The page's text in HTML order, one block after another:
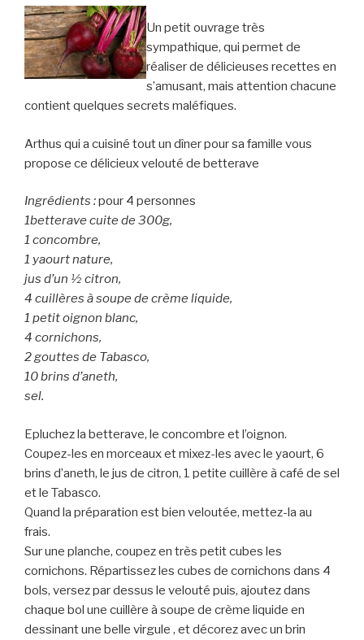
Un petit ouvrage très
sympathique, qui permet de
réaliser de délicieuses recettes en
s’amusant, mais attention chacune
contient quelques secrets maléfiques.
Arthus qui a cuisiné tout un dîner pour sa famille vous
propose ce délicieux velouté de betterave
Ingrédients :pour 4 personnes
1betterave cuite de 300g,
1 concombre,
1 yaourt nature,
jus d’un ½ citron,
4 cuillères à soupe de crème liquide,
1 petit oignon blanc,
4 cornichons,
2 gouttes de Tabasco,
10 brins d’aneth,
sel.
Epluchez la betterave, le concombre et l’oignon.
Coupez-les en morceaux et mixez-les avec le yaourt, 6
brins d’aneth, le jus de citron, 1 petite cuillère à café de sel
et le Tabasco.
Quand la préparation est bien veloutée, mettez-la au
frais.
Sur une planche, coupez en très petit cubes les
cornichons. Répartissez les cubes de cornichons dans 4
bols, versez par dessus le velouté puis, ajoutez dans
chaque bol une cuillère à soupe de crème liquide en
dessinant une belle virgule , et décorez avec un brin